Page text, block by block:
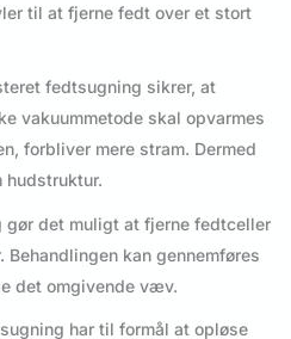
til at fjerne fedt over et stort
fedtsugning sikrer, at
vakuummetode skal opvarmes
forbliver mere stram. Dermed
hudstruktur.
det muligt at fjerne fedtceller
kan gennemføres
det omgivende væv.
har til formål at opløse